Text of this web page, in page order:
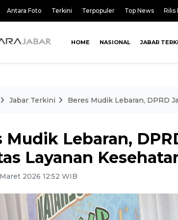
Antara Foto Terkini Terpopuler Top News Rilis
HOME NASIONAL JABAR
Jabar Terkini Beres Mudik Lebaran, DPRD
Mudik Lebaran,
Layanan
2026 12:52 WIB